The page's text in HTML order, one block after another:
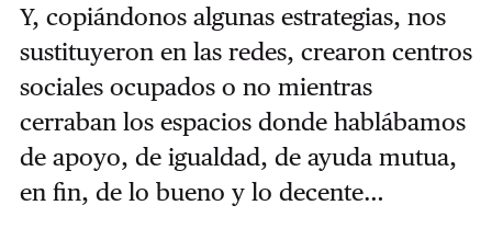
Y, copiándonos algunas estrategias, nos
sustituyeron en las redes, crearon centros
sociales ocupados o no mientras
cerraban los espacios donde hablábamos
de apoyo, de igualdad, de ayuda mutua,
en fin, de lo bueno y lo decente…